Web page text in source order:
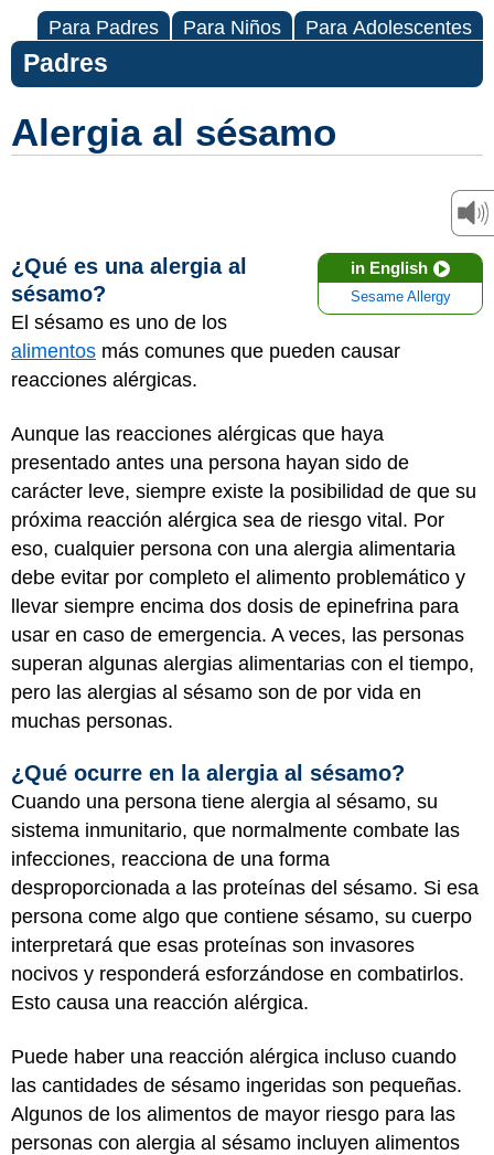
Para Padres Para Niños Para Adolescentes
Padres
Alergia al sésamo
in English
Sesame Allergy
¿Qué es una alergia al
sésamo?
El sésamo es uno de los
alimentos más comunes que pueden causar
reacciones alérgicas.
Aunque las reacciones alérgicas que haya
presentado antes una persona hayan sido de
carácter leve, siempre existe la posibilidad de que su
próxima reacción alérgica sea de riesgo vital. Por
eso, cualquier persona con una alergia alimentaria
debe evitar por completo el alimento problemático y
llevar siempre encima dos dosis de epinefrina para
usar en caso de emergencia. A veces, las personas
superan algunas alergias alimentarias con el tiempo,
pero las alergias al sésamo son de por vida en
muchas personas.
¿Qué ocurre en la alergia al sésamo?
Cuando una persona tiene alergia al sésamo, su
sistema inmunitario, que normalmente combate las
infecciones, reacciona de una forma
desproporcionada a las proteínas del sésamo. Si esa
persona come algo que contiene sésamo, su cuerpo
interpretará que esas proteínas son invasores
nocivos y responderá esforzándose en combatirlos.
Esto causa una reacción alérgica.
Puede haber una reacción alérgica incluso cuando
las cantidades de sésamo ingeridas son pequeñas.
Algunos de los alimentos de mayor riesgo para las
personas con alergia al sésamo incluyen alimentos